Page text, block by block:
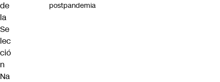
de
la
Se
lec
ció
n
Na
postpandemia